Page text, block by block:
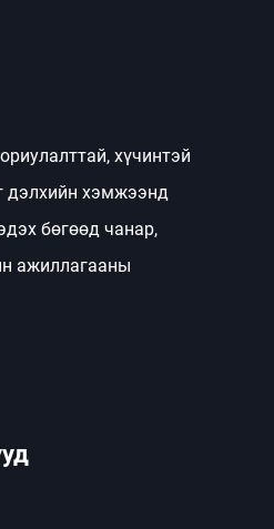
хүчинтэй
дэлхийн хэмжээнд
бөгөөд чанар,
ажиллагааны